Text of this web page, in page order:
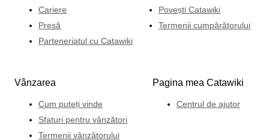
Cariere
Presă
Parteneriatul cu Catawiki
Povești Catawiki
Termenii cumpărătorului
Vânzarea
Cum puteți vinde
Sfaturi pentru vânzători
Termenii vânzătorului
Pagina mea Catawiki
Centrul de ajutor